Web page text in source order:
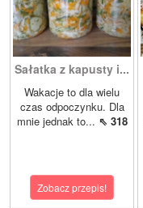
Sałatka z kapusty i...
Wakacje to dla wielu
czas odpoczynku. Dla
mnie jednak to... ⇖ 318
Zobacz przepis!